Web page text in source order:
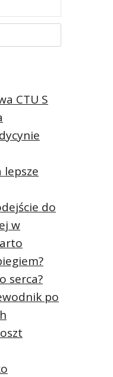
CTU S
lepsze
do
w
serca?
po